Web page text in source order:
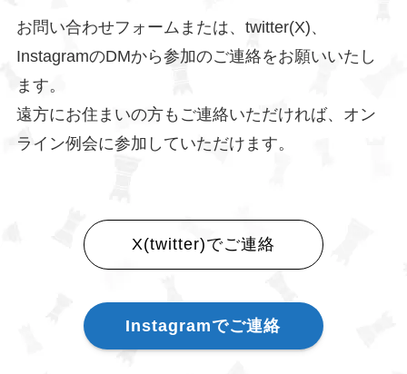
お問い合わせフォームまたは、twitter(X)、
InstagramのDMから参加のご連絡をお願いいたし
ます。
遠方にお住まいの方もご連絡いただければ、オン
ライン例会に参加していただけます。
X(twitter)でご連絡
Instagramでご連絡